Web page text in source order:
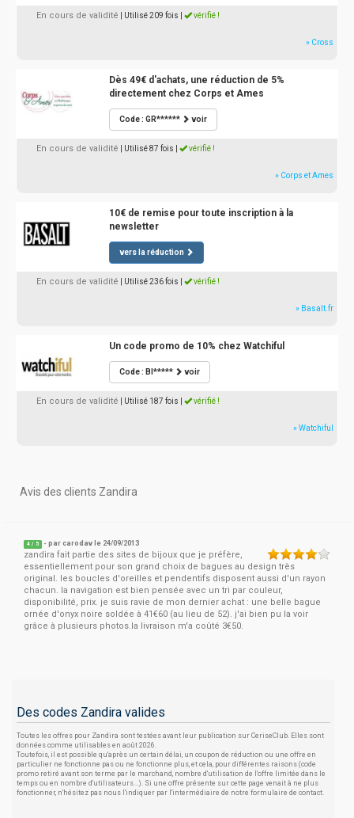
En cours de validité | Utilisé 209 fois vérifié !
» Cross
Dès 49€ d'achats, une réduction de 5%
directement chez Corps et Ames
Code : GR****** voir
En cours de validité | Utilisé 87 fois vérifié !
» Corps et Ames
10€ de remise pour toute inscription à la
newsletter
vers la réduction
En cours de validité | Utilisé 236 fois vérifié !
» Basalt.fr
Un code promo de 10% chez Watchiful
Code : BI***** voir
En cours de validité | Utilisé 187 fois vérifié !
» Watchiful
Avis des clients Zandira
4 / 5 - parcarodav le 24/09/2013
zandira fait partie des sites de bijoux que je préfère,
essentiellement pour son grand choix de bagues au design très
original. les boucles d'oreilles et pendentifs disposent aussi d'un rayon
chacun. la navigation est bien pensée avec un tri par couleur,
disponibilité, prix. je suis ravie de mon dernier achat : une belle bague
ornée d'onyx noire soldée à 41€60 (au lieu de 52). j'ai bien pu la voir
grâce à plusieurs photos.la livraison m'a coûté 3€50.
Des codes Zandira valides
Toutes les offres pour Zandira sont testées avant leur publication sur CeriseClub. Elles sont
données comme utilisables en août 2026.
Toutefois, il est possible qu'après un certain délai, un coupon de réduction ou une offre en
particulier ne fonctionne pas ou ne fonctionne plus, et cela, pour différentes raisons (code
promo retiré avant son terme par le marchand, nombre d'utilisation de l'offre limitée dans le
temps ou en nombre d'utilisateurs...). Si une offre présente sur cette page venait à ne plus
fonctionner, n'hésitez pas nous l'indiquer par l'intermédiaire de notre formulaire de contact.